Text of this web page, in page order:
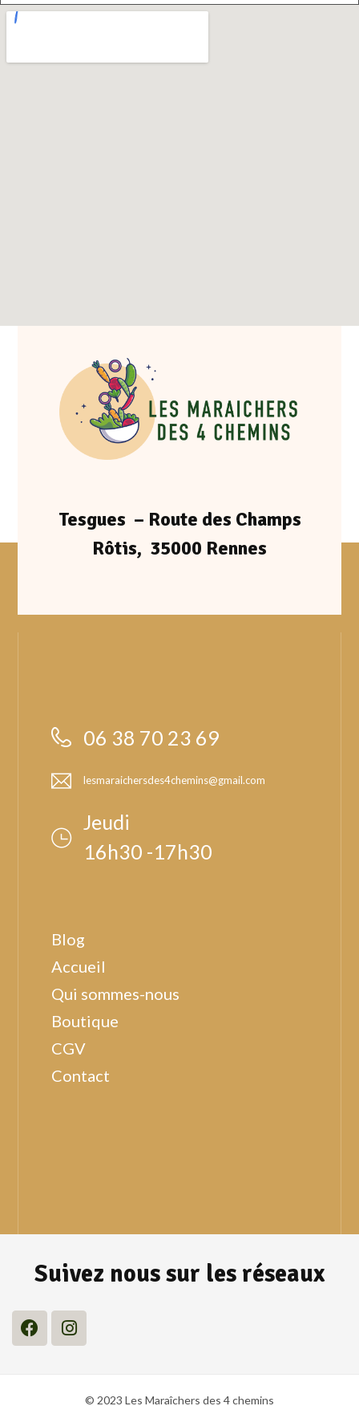
Tesgues – Route des Champs
Rôtis, 35000 Rennes
06 38 70 23 69
lesmaraichersdes4chemins@gmail.com
Jeudi
16h30 -17h30
Blog
Accueil
Qui sommes-nous
Boutique
CGV
Contact
Suivez nous sur les réseaux
© 2023 Les Maraîchers des 4 chemins